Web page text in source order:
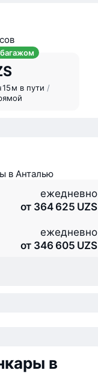
15 ⁠м в пути /
в Анталью
ежедневно
от 364 625 UZS
ежедневно
от 346 605 UZS
в